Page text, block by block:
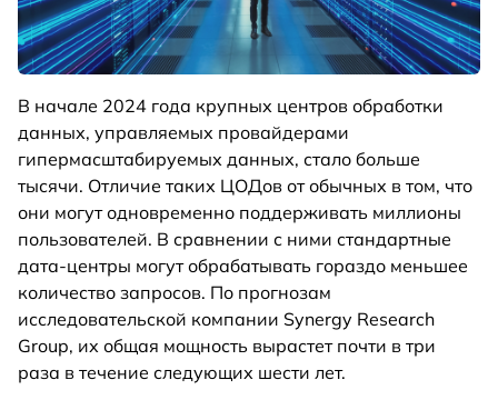
В начале 2024 года крупных центров обработки
данных, управляемых провайдерами
гипермасштабируемых данных, стало больше
тысячи. Отличие таких ЦОДов от обычных в том, что
они могут одновременно поддерживать миллионы
пользователей. В сравнении с ними стандартные
дата-центры могут обрабатывать гораздо меньшее
количество запросов. По прогнозам
исследовательской компании Synergy Research
Group, их общая мощность вырастет почти в три
раза в течение следующих шести лет.